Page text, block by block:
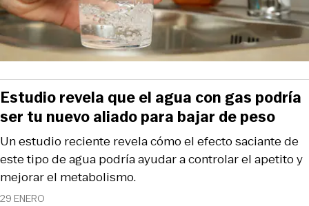
29 ENERO
Un estudio reciente revela cómo el efecto saciante de
este tipo de agua podría ayudar a controlar el apetito y
mejorar el metabolismo.
Estudio revela que el agua con gas podría
ser tu nuevo aliado para bajar de peso